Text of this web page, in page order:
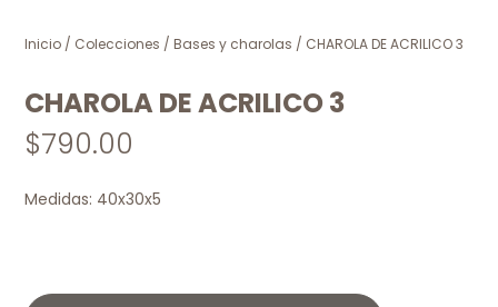
Inicio / Colecciones /Bases y charolas / CHAROLA DE ACRILICO 3
CHAROLA DE ACRILICO 3
$790.00
Medidas: 40x30x5